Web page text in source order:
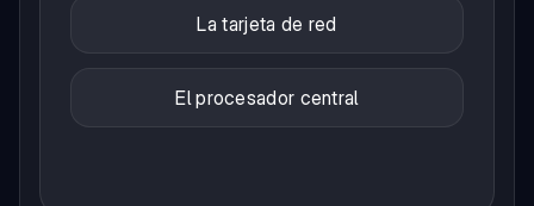
La tarjeta de red
El procesador central